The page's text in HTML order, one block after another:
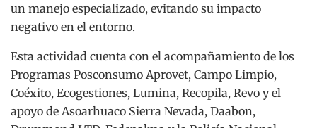
un manejo especializado, evitando su impacto
negativo en el entorno.
Esta actividad cuenta con el acompañamiento de los
Programas Posconsumo Aprovet, Campo Limpio,
Coéxito, Ecogestiones, Lumina, Recopila, Revo y el
apoyo de Asoarhuaco Sierra Nevada, Daabon,